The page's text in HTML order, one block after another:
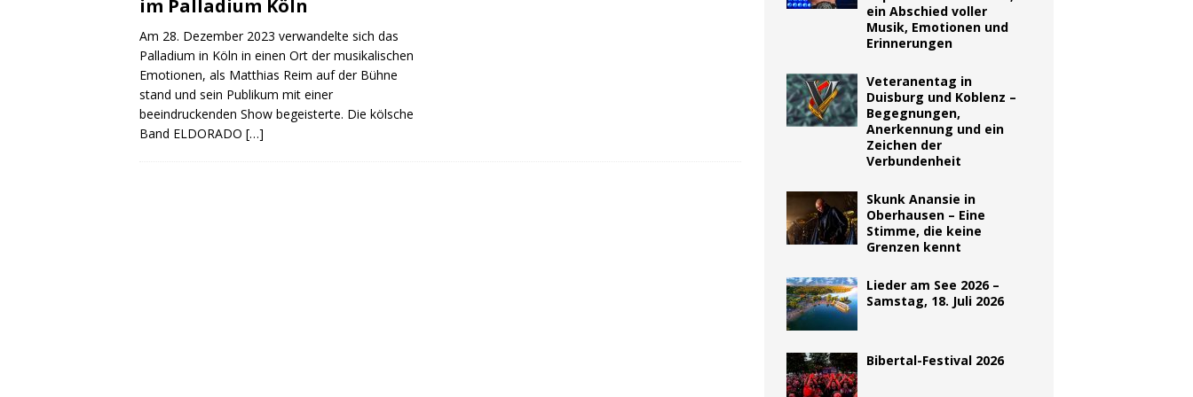
im Palladium Köln
Am 28. Dezember 2023 verwandelte sich das
Palladium in Köln in einen Ort der musikalischen
Emotionen, als Matthias Reim auf der Bühne
stand und sein Publikum mit einer
beeindruckenden Show begeisterte. Die kölsche
Band ELDORADO […]
ein Abschied voller
Musik, Emotionen und
Erinnerungen
Veteranentag in
Duisburg und Koblenz –
Begegnungen,
Anerkennung und ein
Zeichen der
Verbundenheit
Skunk Anansie in
Oberhausen – Eine
Stimme, die keine
Grenzen kennt
Lieder am See 2026 –
Samstag, 18. Juli 2026
Bibertal-Festival 2026